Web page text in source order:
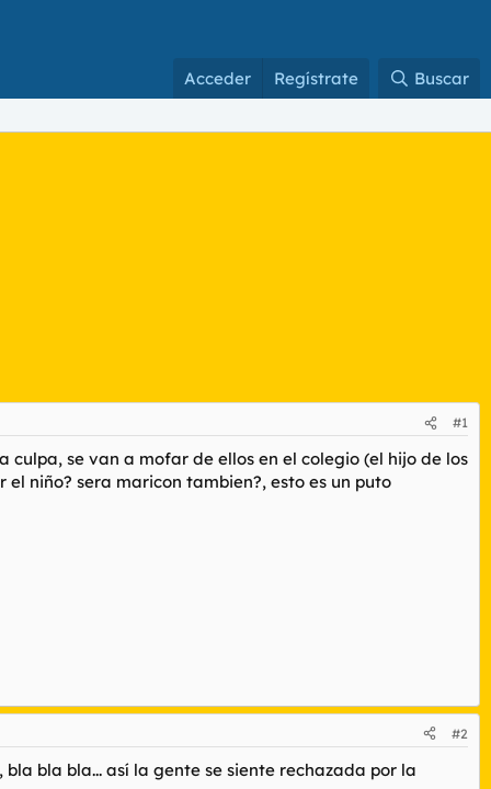
Acceder Regístrate Buscar
#1
culpa, se van a mofar de ellos en el colegio (el hijo de los
niño? sera maricon tambien?, esto es un puto
#2
bla bla... así la gente se siente rechazada por la